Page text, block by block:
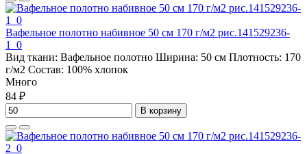
Вафельное полотно набивное 50 см 170 г/м2 рис.141529236-
1_0
Вид ткани: Вафельное полотно Ширина: 50 см Плотность: 170
г/м2 Состав: 100% хлопок
Много
84 ₽
В корзину